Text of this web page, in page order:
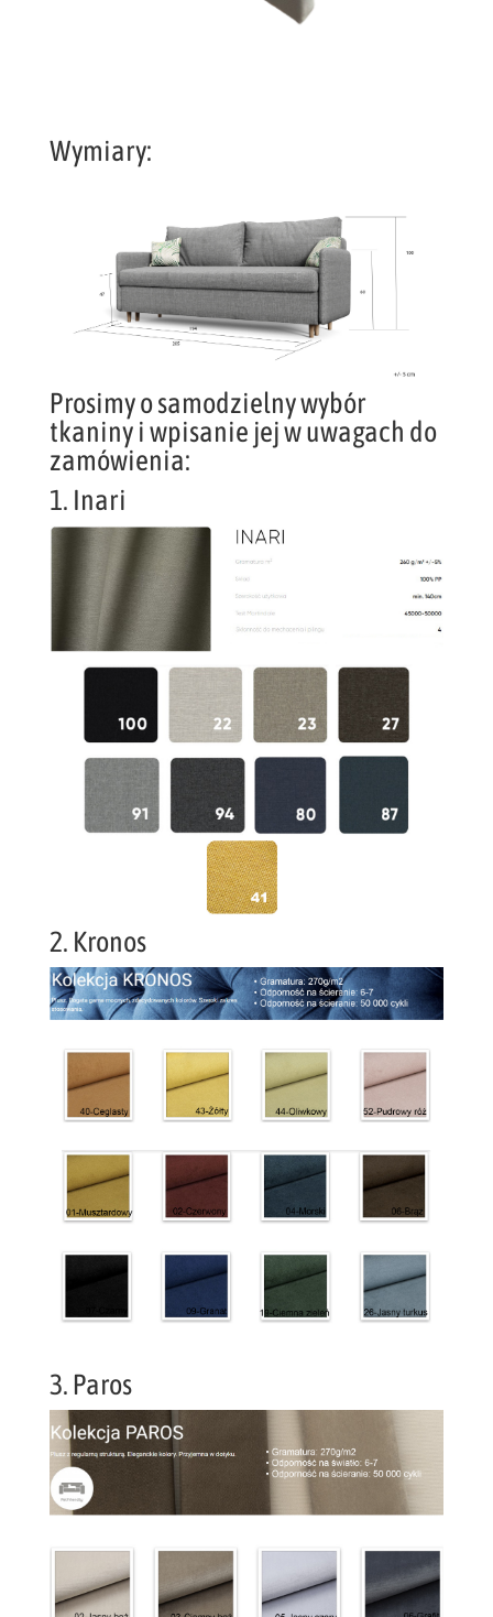
Wymiary:
Prosimy o samodzielny wybór
tkaniny i wpisanie jej w uwagach do
zamówienia:
1. Inari
2. Kronos
3. Paros